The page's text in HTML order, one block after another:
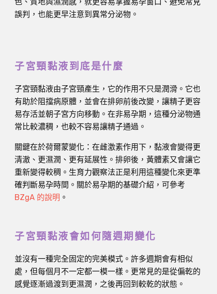
誤判，也能更早注意到異常分泌物。
子宮頸黏液到底是什麼
子宮頸黏液由子宮頸產生，它的作用不只是潤滑。它也
有助於阻擋病原體，並會在排卵前後改變，讓精子更容
易存活並朝子宮方向移動。在非易孕期，這種分泌物通
常比較濃稠，也較不容易讓精子通過。
關鍵在於荷爾蒙變化：在雌激素作用下，黏液會變得更
清澈、更濕潤、更有延展性。排卵後，黃體素又會讓它
重新變得較稠。生育力觀察法正是利用這種變化來更準
確判斷易孕時間。關於易孕期的基礎介紹，可參考
BZgA 的說明 。
子宮頸黏液會如何隨週期變化
並沒有一種完全固定的完美模式。許多週期會有相似
處，但每個月不一定都一模一樣。更常見的是從偏乾的
感覺逐漸過渡到更濕潤，之後再回到較乾的狀態。